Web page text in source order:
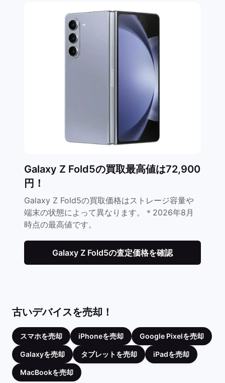
Galaxy Z Fold5の買取最高値は72,900
円！
Galaxy Z Fold5の買取価格はストレージ容量や
端末の状態によって異なります。＊2026年8月
時点の最高値です。
Galaxy Z Fold5の査定価格を確認
古いデバイスを売却！
スマホを売却 iPhoneを売却 Google Pixelを売却
Galaxyを売却 タブレットを売却 iPadを売却
MacBookを売却